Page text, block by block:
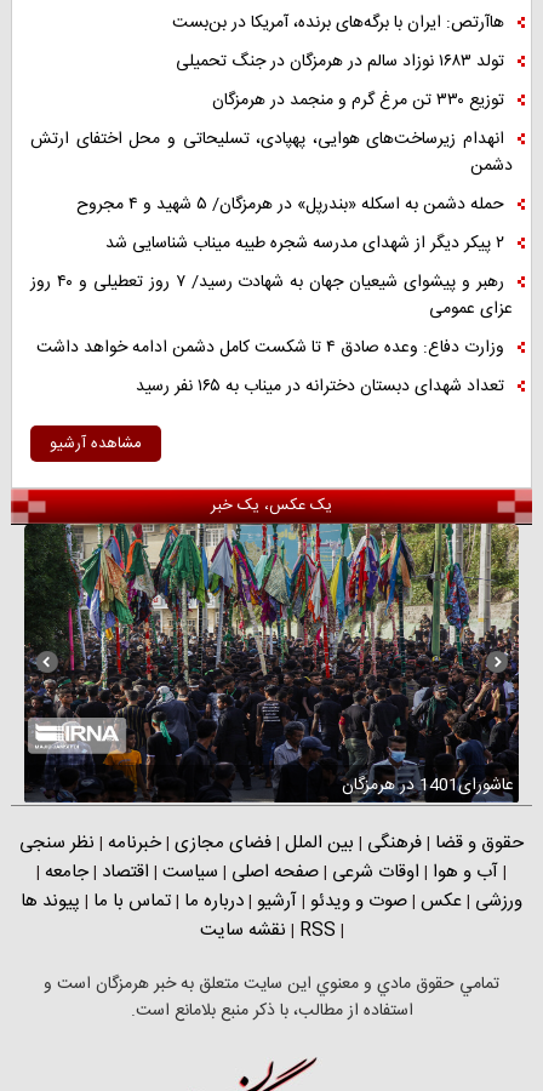
هاآرتص: ایران با برگه‌های برنده، آمریکا در بن‌بست
تولد ۱۶۸۳ نوزاد سالم در هرمزگان در جنگ تحمیلی
توزیع ۳۳۰ تن مرغ گرم و منجمد در هرمزگان
انهدام زیرساخت‌های هوایی، پهپادی، تسلیحاتی و محل اختفای ارتش
دشمن
حمله دشمن به اسکله «بندرپل» در هرمزگان/ ۵ شهید و ۴ مجروح
۲ پیکر دیگر از شهدای مدرسه شجره طیبه میناب شناسایی شد
رهبر و پیشوای شیعیان جهان به شهادت رسید/ ۷ روز تعطیلی و ۴۰ روز
عزای عمومی
وزارت دفاع: وعده صادق ۴ تا شکست کامل دشمن ادامه خواهد داشت
تعداد شهدای دبستان دخترانه در میناب به ۱۶۵ نفر رسید
مشاهده آرشیو
یک عکس، یک خبر
عاشورای1401 در هرمزگان
حقوق و قضا |فرهنگی | بین الملل |فضای مجازی |خبرنامه | نظر سنجی
|آب و هوا | اوقات شرعی |صفحه اصلی | سیاست | اقتصاد |جامعه |
ورزشی |عکس |صوت و ویدئو |آرشیو |درباره ما |تماس با ما | پیوند ها
|
RSS
| نقشه سایت
تمامي حقوق مادي و معنوي اين سايت متعلق به خبر هرمزگان است و
استفاده از مطالب، با ذکر منبع بلامانع است.